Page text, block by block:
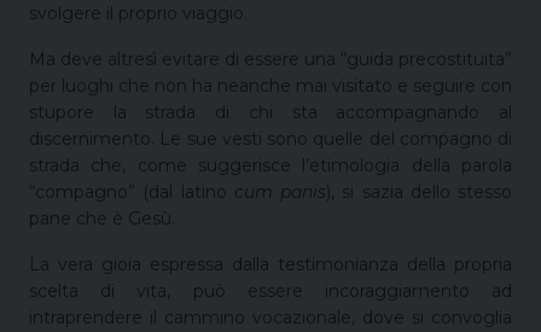
svolgere il proprio viaggio.
Ma deve altresì evitare di essere una “guida precostituita”
per luoghi che non ha neanche mai visitato e seguire con
stupore la strada di chi sta accompagnando al
discernimento. Le sue vesti sono quelle del compagno di
strada che, come suggerisce l’etimologia della parola
“compagno” (dal latino cum panis), si sazia dello stesso
pane che è Gesù.
La vera gioia espressa dalla testimonianza della propria
scelta di vita, può essere incoraggiamento ad
intraprendere il cammino vocazionale, dove si convoglia